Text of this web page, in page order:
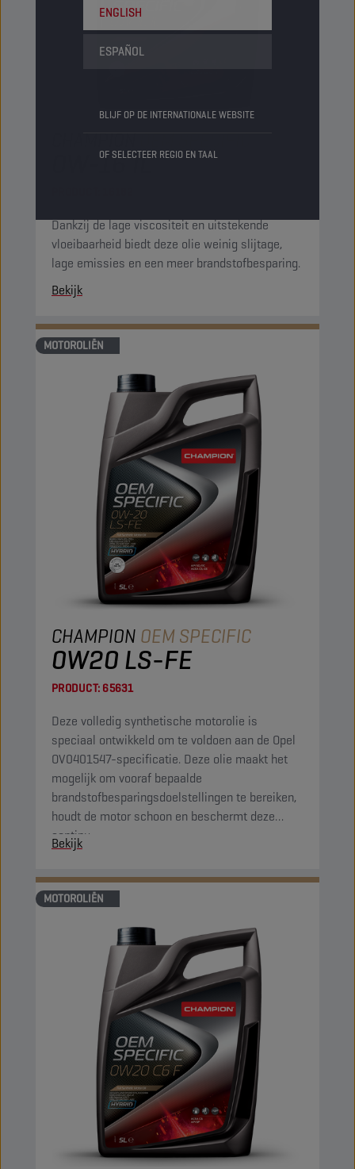
ENGLISH
ESPAÑOL
BLIJF OP DE INTERNATIONALE WEBSITE
OF SELECTEER REGIO EN TAAL
0W-16 IL
Dankzij de lage viscositeit en uitstekende
vloeibaarheid biedt deze olie weinig slijtage,
lage emissies en een meer brandstofbesparing.
Bekijk
MOTOROLIËN
CHAMPION OEM SPECIFIC
0W20 LS-FE
PRODUCT: 65631
Deze volledig synthetische motorolie is
speciaal ontwikkeld om te voldoen aan de Opel
OV0401547-specificatie. Deze olie maakt het
mogelijk om vooraf bepaalde
brandstofbesparingsdoelstellingen te bereiken,
houdt de motor schoon en beschermt deze
continu.
Bekijk
MOTOROLIËN